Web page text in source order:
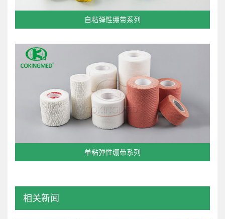
自粘弹性绷带系列
单粘弹性绷带系列
相关新闻